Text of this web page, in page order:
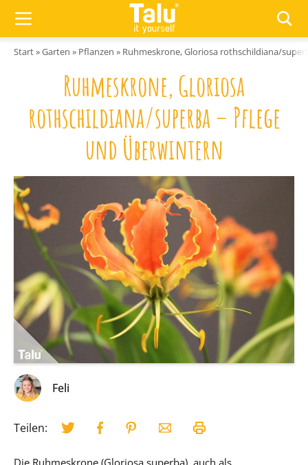
Start»Garten » Pflanzen » Ruhmeskrone, Gloriosa rothschildiana/
Ruhmeskrone, Gloriosa
rothschildiana/superba – Pflege
und Überwintern
Feli
Teilen:
Die Ruhmeskrone (Gloriosa superba), auch als